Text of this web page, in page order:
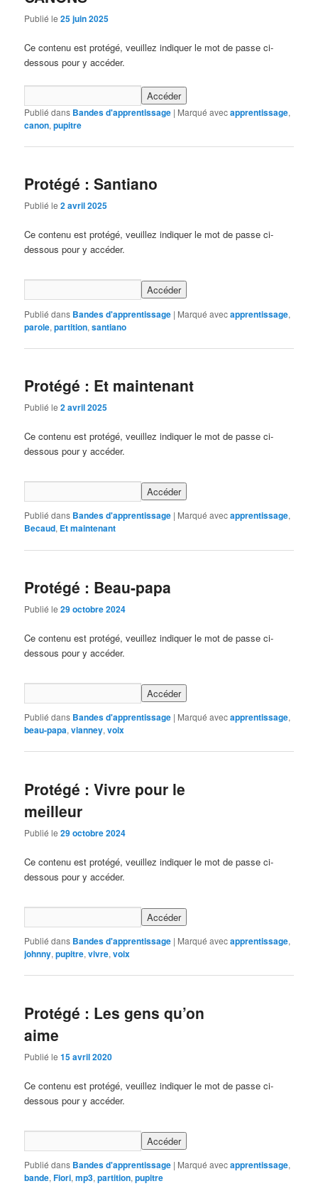
Publié le25 juin 2025
Ce contenu est protégé, veuillez indiquer le mot de passe ci-
dessous pour y accéder.
Publié dans Bandes d'apprentissage | Marqué avecapprentissage,
canon,pupitre
Protégé : Santiano
Publié le2 avril 2025
Ce contenu est protégé, veuillez indiquer le mot de passe ci-
dessous pour y accéder.
Publié dans Bandes d'apprentissage | Marqué avecapprentissage,
parole,partition,santiano
Protégé : Et maintenant
Publié le2 avril 2025
Ce contenu est protégé, veuillez indiquer le mot de passe ci-
dessous pour y accéder.
Publié dans Bandes d'apprentissage | Marqué avecapprentissage,
Becaud, Et maintenant
Protégé : Beau-papa
Publié le29 octobre 2024
Ce contenu est protégé, veuillez indiquer le mot de passe ci-
dessous pour y accéder.
Publié dans Bandes d'apprentissage | Marqué avecapprentissage,
beau-papa,vianney,voix
Protégé : Vivre pour le
meilleur
Publié le29 octobre 2024
Ce contenu est protégé, veuillez indiquer le mot de passe ci-
dessous pour y accéder.
Publié dans Bandes d'apprentissage | Marqué avecapprentissage,
johnny,pupitre,vivre,voix
Protégé : Les gens qu’on
aime
Publié le15 avril 2020
Ce contenu est protégé, veuillez indiquer le mot de passe ci-
dessous pour y accéder.
Publié dans Bandes d'apprentissage | Marqué avecapprentissage,
bande,Fiori,mp3,partition,pupitre